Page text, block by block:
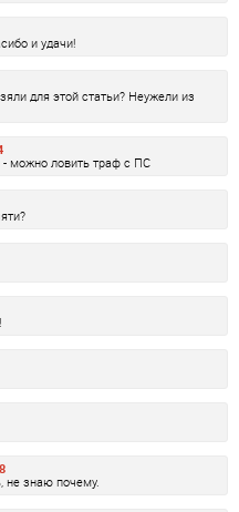
и удачи!
для этой статьи? Неужели из
- можно ловить траф с ПС
не знаю почему.